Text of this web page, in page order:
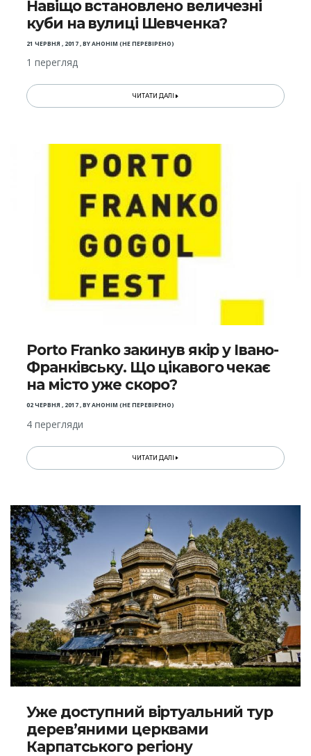
Навіщо встановлено величезні
куби на вулиці Шевченка?
21 ЧЕРВНЯ , 2017,BYАНОНІМ (НЕ ПЕРЕВІРЕНО)
1 перегляд
ЧИТАТИ ДАЛІ
Porto Franko закинув якір у Івано-
Франківську. Що цікавого чекає
на місто уже скоро?
02 ЧЕРВНЯ , 2017,BYАНОНІМ (НЕ ПЕРЕВІРЕНО)
4 перегляди
ЧИТАТИ ДАЛІ
Уже доступний віртуальний тур
дерев’яними церквами
Карпатського регіону